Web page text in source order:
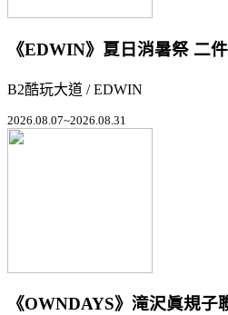
《EDWIN》夏日消暑祭 二
B2酷玩大道 / EDWIN
2026.08.07~2026.08.31
《OWNDAYS》滝沢眞規子